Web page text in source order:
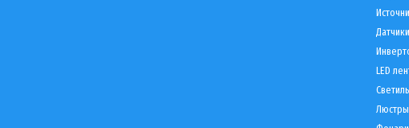
LED
Люстры